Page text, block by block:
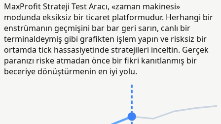
MaxProfit Strateji Test Aracı, «zaman makinesi»
modunda eksiksiz bir ticaret platformudur. Herhangi bir
enstrümanın geçmişini bar bar geri sarın, canlı bir
terminaldeymiş gibi grafikten işlem yapın ve risksiz bir
ortamda tick hassasiyetinde stratejileri inceltin. Gerçek
paranızı riske atmadan önce bir fikri kanıtlanmış bir
beceriye dönüştürmenin en iyi yolu.